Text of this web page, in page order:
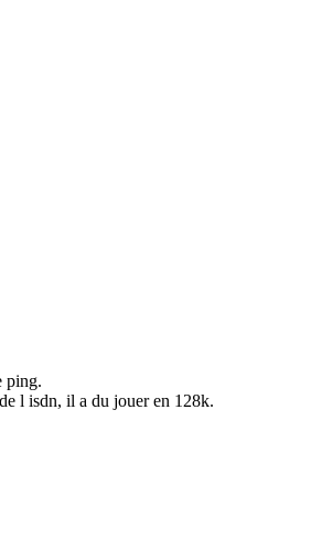
ping.
l isdn, il a du jouer en 128k.